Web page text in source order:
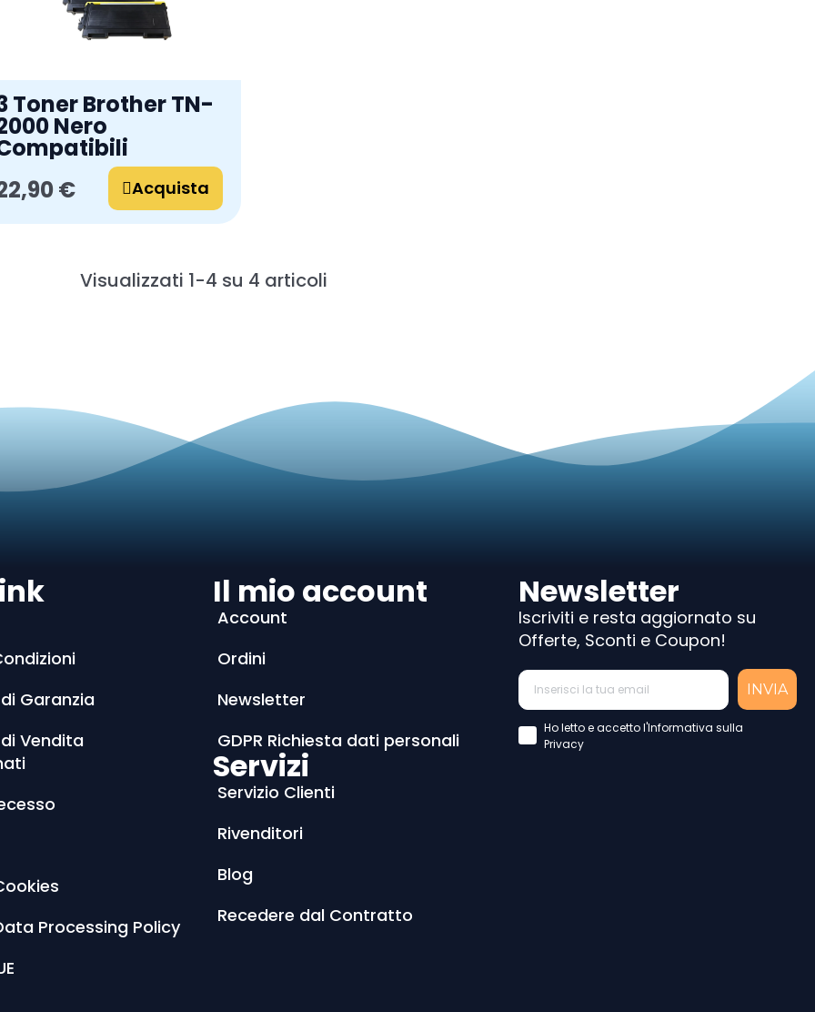
Toner Brother TN-
Nero
€
Acquista
Visualizzati 1-4 su 4 articoli
Garanzia
Vendita
Processing Policy
Il mio account
Account
Ordini
Newsletter
GDPR Richiesta dati personali
Servizi
Servizio Clienti
Rivenditori
Blog
Recedere dal Contratto
Newsletter
Iscriviti e resta aggiornato su
Offerte, Sconti e Coupon!
INVIA
Accettazione Privacy Policy
Ho letto e accetto l'Informativa sulla
Privacy